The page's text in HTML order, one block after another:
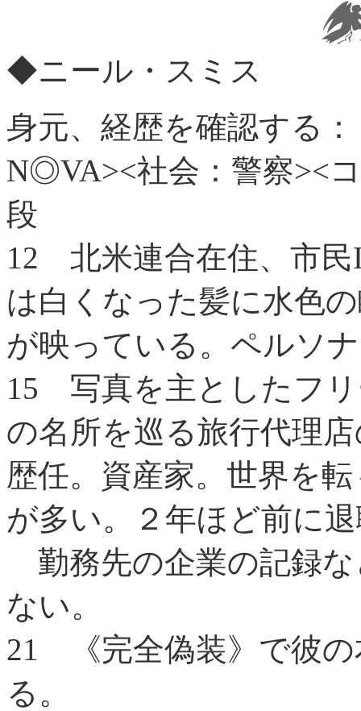
◆ニール・スミス
身元、経歴を確認する：
N◎VA><社会：警察><
段
12 北米連合在住、市民
は白くなった髪に水色
が映っている。ペルソ
15 写真を主としたフ
の名所を巡る旅行代理
歴任。資産家。世界を
が多い。２年ほど前に
勤務先の企業の記録
ない。
21 《完全偽装》で彼
る。